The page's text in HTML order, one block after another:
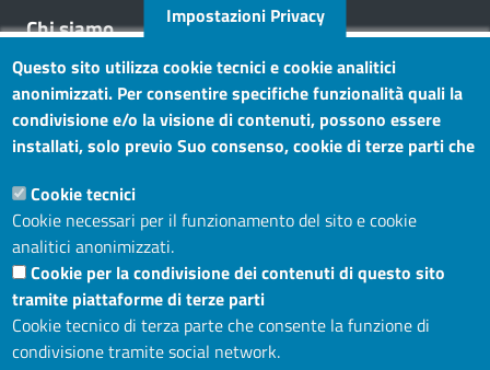
Chi siamo
Mission
Statuto e carta dei servizi
Social
Sito web
Accesso riservato
Mappa del sito
Impostazioni Privacy
Questo sito utilizza cookie tecnici e cookie analitici
anonimizzati. Per consentire specifiche funzionalità quali la
condivisione e/o la visione di contenuti, possono essere
installati, solo previo Suo consenso, cookie di terze parti che
questo banner, può accettare tutti i cookies, selezionare le
categorie di cookie di cui consente l’utilizzo e/o modificare le
Sue preferenze. Per vedere la Cookie Policy completa, clicchi
Maggiori informazioni
Cookie tecnici
Cookie necessari per il funzionamento del sito e cookie
analitici anonimizzati.
Cookie per la condivisione dei contenuti di questo sito
tramite piattaforme di terze parti
Cookie tecnico di terza parte che consente la funzione di
condivisione tramite social network.